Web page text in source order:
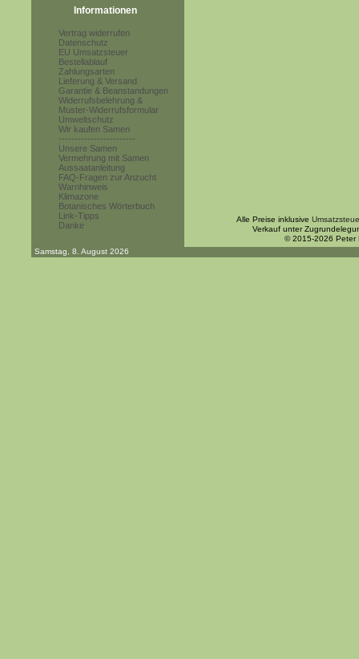
Informationen
Vertrag widerrufen
Datenschutz
EU Umsatzsteuer
Bestellablauf
Zahlungsarten
Lieferung & Versand
Garantie & Beanstandungen
Widerrufsbelehrung &
Muster-Widerrufsformular
Umweltschutz
Wir kaufen Samen
------------------------
Unsere Samen
Vermehrung mit Samen
Aussaatanleitung
FAQ-Fragen zur Anzucht
Warnhinweis
Klimazone
Botanisches Wörterbuch
Link-Tipps
Danke
Alle Preise inklusive
Verkauf unter
© 2015-2026 Peter
Samstag, 8. August 2026